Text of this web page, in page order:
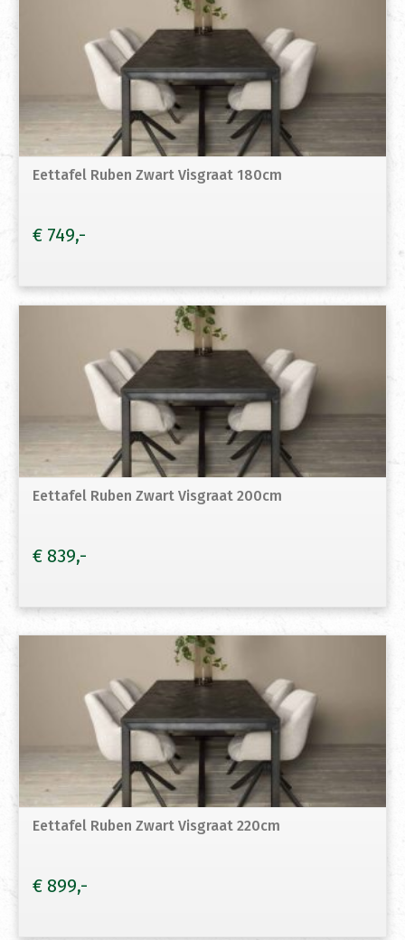
Eettafel Ruben Zwart Visgraat 180cm
€ 749
Eettafel Ruben Zwart Visgraat 200cm
€ 839
Eettafel Ruben Zwart Visgraat 220cm
€ 899